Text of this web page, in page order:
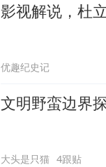
影视解说，杜
优趣纪史记
文明野蛮边界
大头是只猫 4跟贴